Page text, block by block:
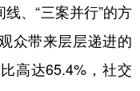
、“三案并行”的方
众带来层层递进的
高达65.4%，社交